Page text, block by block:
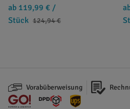
ab 119,99 € /
Stück 124,94 €
Vorabüberweisung